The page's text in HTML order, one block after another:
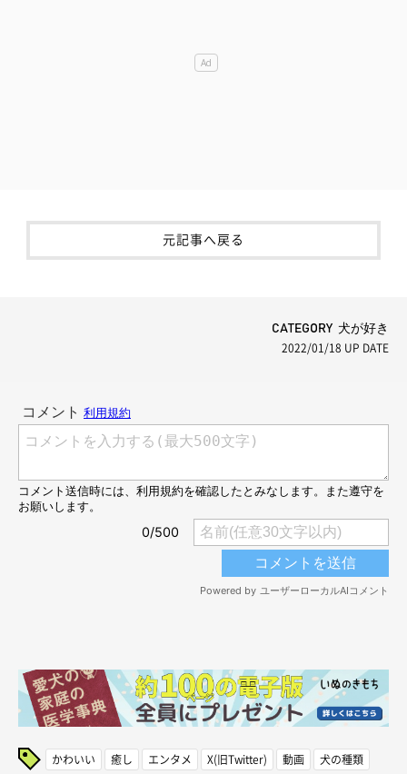
元記事へ戻る
CATEGORY 犬が好き
2022/01/18 UP DATE
かわいい 癒し エンタメ X(旧Twitter) 動画
犬の種類